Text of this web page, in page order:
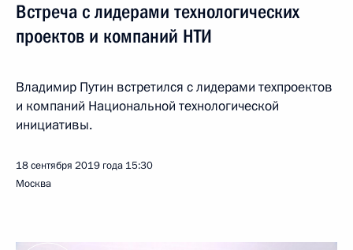
Встреча с лидерами технологических
проектов и компаний НТИ
Владимир Путин встретился с лидерами техпроектов
и компаний Национальной технологической
инициативы.
18 сентября 2019 года 15:30
Москва